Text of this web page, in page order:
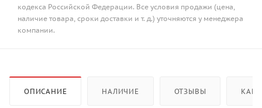
кодекса Российской Федерации. Все условия продажи (цена,
наличие товара, сроки доставки и т. д.) уточняются у менеджера
компании.
ОПИСАНИЕ НАЛИЧИЕ ОТЗЫВЫ КАК